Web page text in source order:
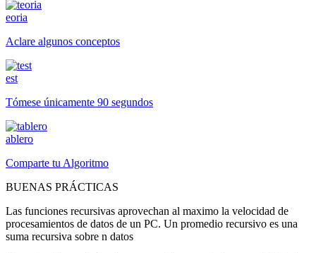
eoria
Aclare algunos conceptos
est
Tómese únicamente 90 segundos
ablero
Comparte tu Algoritmo
BUENAS PRÁCTICAS
Las funciones recursivas aprovechan al maximo la velocidad de
procesamientos de datos de un PC. Un promedio recursivo es una
suma recursiva sobre n datos